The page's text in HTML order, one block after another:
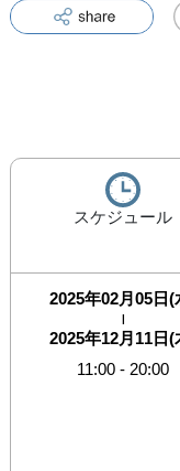
スケジュール
2025年02月05日(
|
2025年12月11日(
11:00 - 20:00